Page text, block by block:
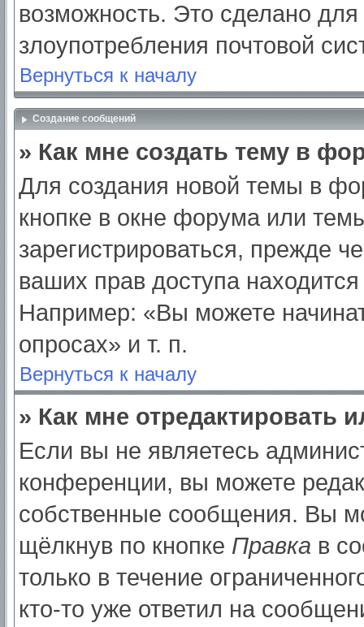
возможность. Это сделано для
злоупотребления почтовой
Вернуться к началу
Создание сообщений
» Как мне создать тему в
Для создания новой темы в
кнопке в окне форума или
зарегистрироваться, прежде
ваших прав доступа
Например: «Вы можете
опросах» и т. п.
Вернуться к началу
» Как мне отредактировать
Если вы не являетесь
конференции, вы можете
собственные сообщения. Вы
щёлкнув по кнопке Правка в
только в течение
кто-то уже ответил на